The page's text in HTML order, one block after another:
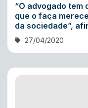
“O advogado tem
que o faça
da sociedade”,
27/04/2020